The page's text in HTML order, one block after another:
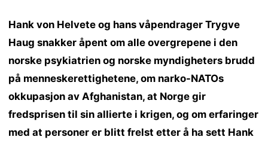
Hank von Helvete og hans våpendrager Trygve
Haug snakker åpent om alle overgrepene i den
norske psykiatrien og norske myndigheters brudd
på menneskerettighetene, om narko-NATOs
okkupasjon av Afghanistan, at Norge gir
fredsprisen til sin allierte i krigen, og omerfaringer
med at personer er blitt frelst etter å ha sett Hank